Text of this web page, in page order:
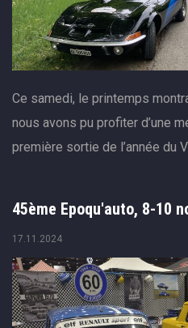
Ce samedi, le printemps
nous avons pu profiter d’une
première sortie de l’année du
45ème Epoqu'auto, 8-10
17.11.2024